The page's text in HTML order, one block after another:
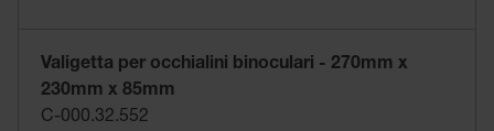
Valigetta per occhialini binoculari - 270mm x
230mm x 85mm
C-000.32.552